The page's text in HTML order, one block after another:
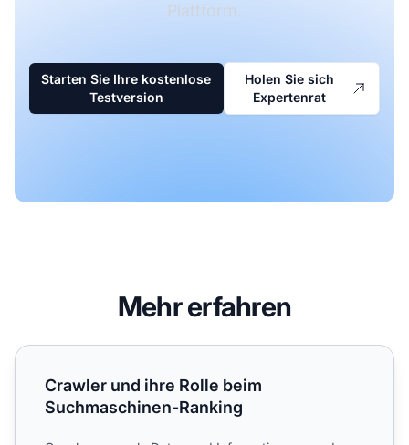
Plattform.
Starten Sie Ihre kostenlose
Testversion
Holen Sie sich
Expertenrat
Mehr erfahren
Crawler und ihre Rolle beim Suchmaschinen-Ranking
Crawler und ihre Rolle beim
Suchmaschinen-Ranking